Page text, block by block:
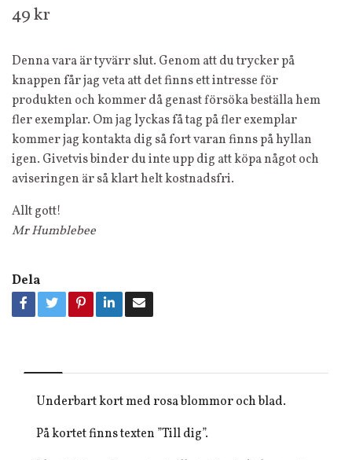
49 kr
Denna vara är tyvärr slut. Genom att du trycker på
knappen får jag veta att det finns ett intresse för
produkten och kommer då genast försöka beställa hem
fler exemplar. Om jag lyckas få tag på fler exemplar
kommer jag kontakta dig så fort varan finns på hyllan
igen. Givetvis binder du inte upp dig att köpa något och
aviseringen är så klart helt kostnadsfri.
Allt gott!
Mr Humblebee
Dela
Underbart kort med rosa blommor och blad.
På kortet finns texten ”Till dig”.